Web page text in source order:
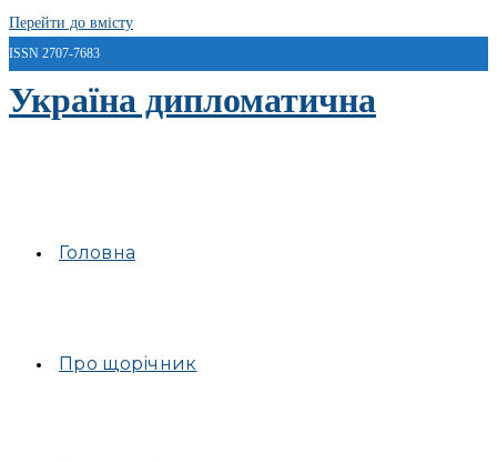
Перейти до вмісту
ISSN 2707-7683
Україна дипломатична
Головна
Про щорічник